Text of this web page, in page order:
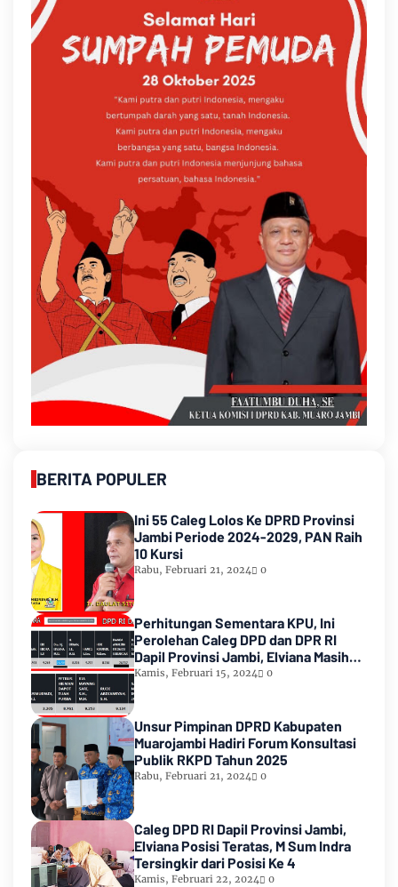
BERITA POPULER
Ini 55 Caleg Lolos Ke DPRD Provinsi
Jambi Periode 2024-2029, PAN Raih
10 Kursi
Rabu, Februari 21, 2024 0
Perhitungan Sementara KPU, Ini
Perolehan Caleg DPD dan DPR RI
Dapil Provinsi Jambi, Elviana Masih
Urutan Kedua Teratas
Kamis, Februari 15, 2024 0
Unsur Pimpinan DPRD Kabupaten
Muarojambi Hadiri Forum Konsultasi
Publik RKPD Tahun 2025
Rabu, Februari 21, 2024 0
Caleg DPD RI Dapil Provinsi Jambi,
Elviana Posisi Teratas, M Sum Indra
Tersingkir dari Posisi Ke 4
Kamis, Februari 22, 2024 0